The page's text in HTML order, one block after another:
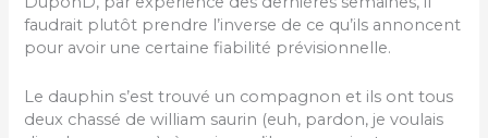
faudrait plutôt prendre l’inverse de ce qu’ils annoncent
pour avoir une certaine fiabilité prévisionnelle.
Le dauphin s’est trouvé un compagnon et ils ont tous
deux chassé de william saurin (euh, pardon, je voulais